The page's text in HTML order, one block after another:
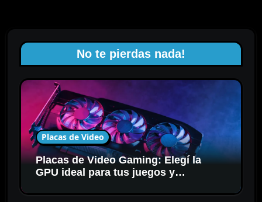
No te pierdas nada!
Placas de Video
Placas de Video Gaming: Elegí la
GPU ideal para tus juegos y